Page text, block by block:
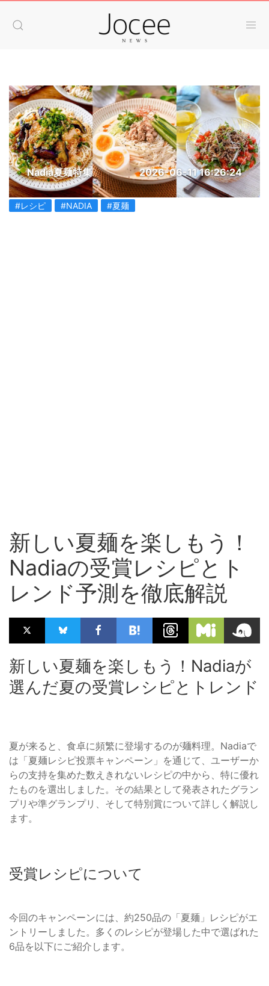
Nadia夏麺特集 2026-06-11 16:26:24
#レシピ #NADIA #夏麺
新しい夏麺を楽しもう！
Nadiaの受賞レシピとト
レンド予測を徹底解説
新しい夏麺を楽しもう！Nadiaが
選んだ夏の受賞レシピとトレンド
夏が来ると、食卓に頻繁に登場するのが麺料理。Nadiaで
は「夏麺レシピ投票キャンペーン」を通じて、ユーザーか
らの支持を集めた数えきれないレシピの中から、特に優れ
たものを選出しました。その結果として発表されたグラン
プリや準グランプリ、そして特別賞について詳しく解説し
ます。
受賞レシピについて
今回のキャンペーンには、約250品の「夏麺」レシピがエ
ントリーしました。多くのレシピが登場した中で選ばれた
6品を以下にご紹介します。